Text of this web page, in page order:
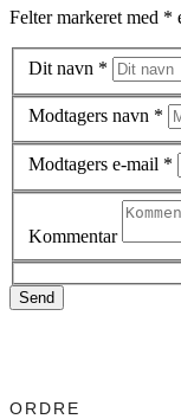
Felter markeret med *
Dit navn *
Modtagers navn *
Modtagers e-mail *
Kommentar
Send
ORDRE